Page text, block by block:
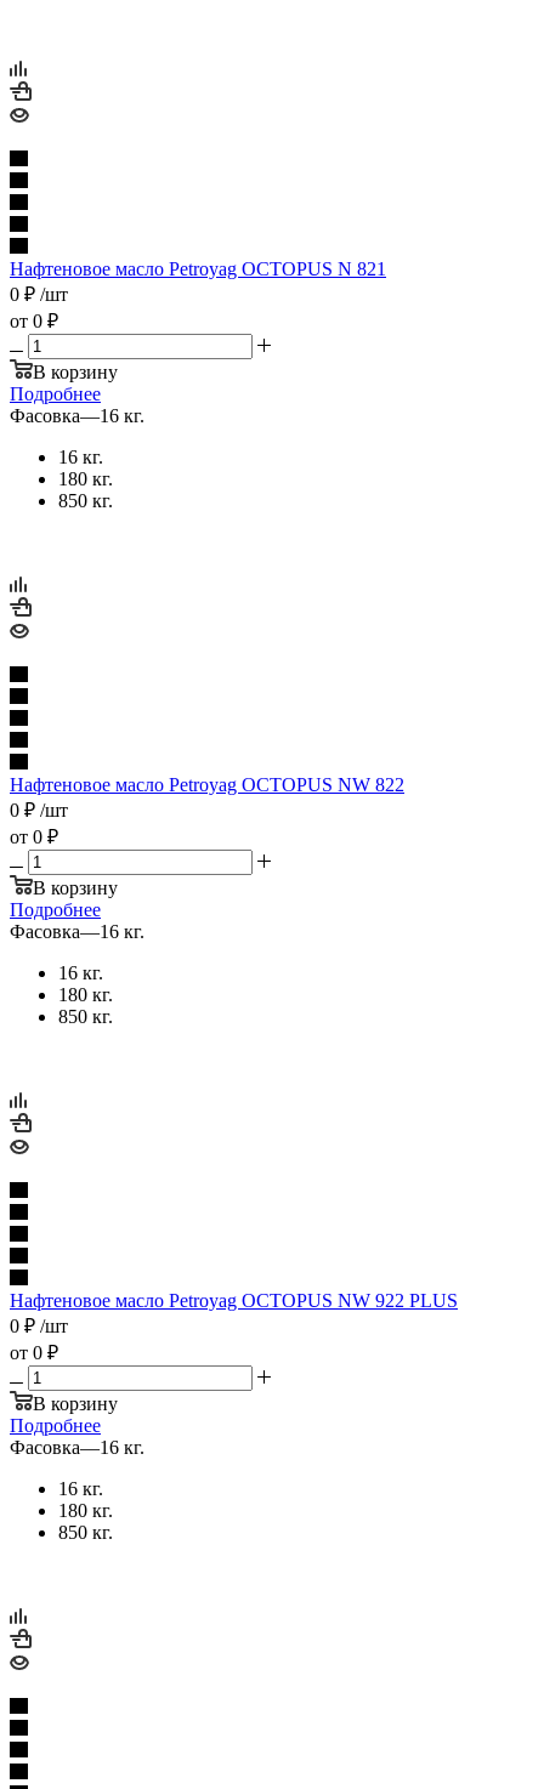
Нафтеновое масло Petroyag OCTOPUS N 821
0 ₽ /шт
от 0 ₽
В корзину
Подробнее
Фасовка—16 кг.
16 кг.
180 кг.
850 кг.
Нафтеновое масло Petroyag OCTOPUS NW 822
0 ₽ /шт
от 0 ₽
В корзину
Подробнее
Фасовка—16 кг.
16 кг.
180 кг.
850 кг.
Нафтеновое масло Petroyag OCTOPUS NW 922 PLUS
0 ₽ /шт
от 0 ₽
В корзину
Подробнее
Фасовка—16 кг.
16 кг.
180 кг.
850 кг.